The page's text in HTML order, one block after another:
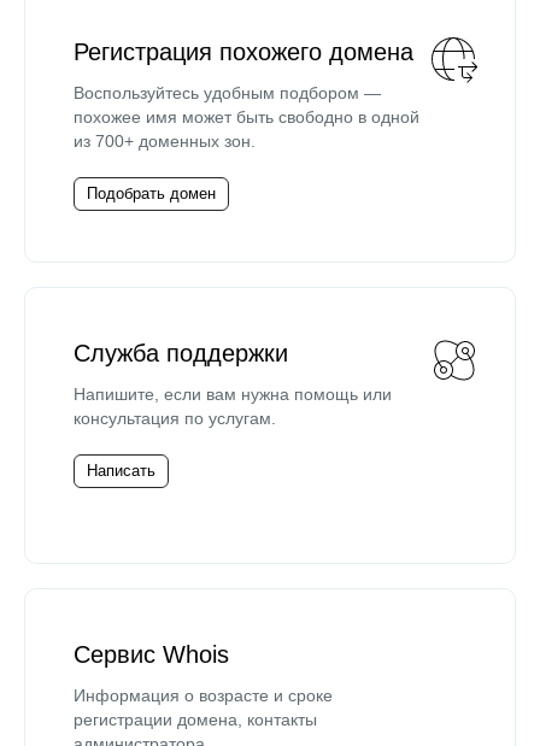
Регистрация похожего домена
Воспользуйтесь удобным подбором —
похожее имя может быть свободно в одной
из 700+ доменных зон.
Подобрать домен
Служба поддержки
Напишите, если вам нужна помощь или
консультация по услугам.
Написать
Сервис Whois
Информация о возрасте и сроке
регистрации домена, контакты